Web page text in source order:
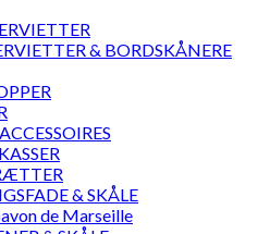
& BORDSKÅNERE
& SKÅLE
de Marseille